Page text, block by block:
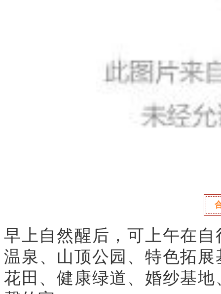
早上自然醒后，可上午在
温泉 、 山顶公园、特色拓
花田、健康绿道、婚纱基